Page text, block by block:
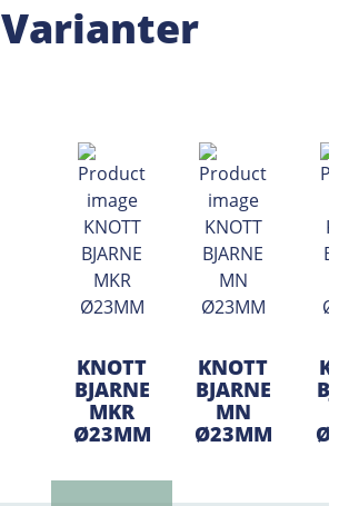
Varianter
KNOTT
BJARNE
MKR
Ø23MM
KNOTT
BJARNE
MN
Ø23MM